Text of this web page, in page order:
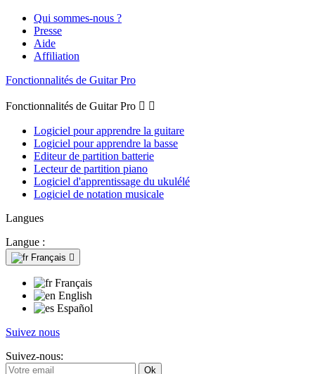
Qui sommes-nous ?
Presse
Aide
Affiliation
Fonctionnalités de Guitar Pro
Fonctionnalités de Guitar Pro  
Logiciel pour apprendre la guitare
Logiciel pour apprendre la basse
Editeur de partition batterie
Lecteur de partition piano
Logiciel d'apprentissage du ukulélé
Logiciel de notation musicale
Langues
Langue :
Français 
Français
English
Español
Suivez nous
Suivez-nous: